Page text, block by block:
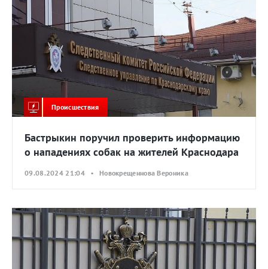
Происшествия
Бастрыкин поручил проверить информацию
о нападениях собак на жителей Краснодара
09.08.2024 21:04 • Новокрещеннова Вероника